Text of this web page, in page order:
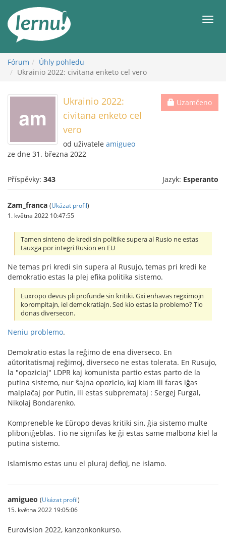
obsahu
Fórum
Úhly pohledu
Ukrainio 2022: civitana enketo cel vero
Uzamčeno
Ukrainio 2022:
civitana enketo cel
vero
od uživatele amigueo
ze dne 31. března 2022
Příspěvky: 343 Jazyk: Esperanto
Zam_franca (Ukázat profil)
1. května 2022 10:47:55
Tamen sinteno de kredi sin politike supera al Rusio ne estas
tauxga por integri Rusion en EU
Ne temas pri kredi sin supera al Rusujo, temas pri kredi ke
demokratio estas la plej efika politika sistemo.
Euxropo devus pli profunde sin kritiki. Gxi enhavas regximojn
korompitajn, iel demokratiajn. Sed kio estas la problemo? Tio
donas diversecon.
Neniu problemo.
Demokratio estas la reĝimo de ena diverseco. En
aŭtoritatismaj reĝimoj, diverseco ne estas tolerata. En Rusujo,
la "opoziciaj" LDPR kaj komunista partio estas parto de la
putina sistemo, nur ŝajna opozicio, kaj kiam ili faras iĝas
malplaĉaj por Putin, ili estas subpremataj : Sergej Furgal,
Nikolaj Bondarenko.
Kompreneble ke Eŭropo devas kritiki sin, ĝia sistemo multe
pliboniĝeblas. Tio ne signifas ke ĝi estas same malbona kiel la
putina sistemo.
Islamismo estas unu el pluraj defioj, ne islamo.
amigueo (Ukázat profil)
15. května 2022 19:05:06
Eurovision 2022, kanzonkonkurso.